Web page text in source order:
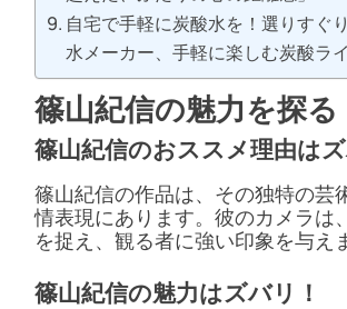
自宅で手軽に炭酸水を！選りすぐ
水メーカー、手軽に楽しむ炭酸ラ
篠山紀信の魅力を探る
篠山紀信のおススメ理由はズ
篠山紀信の作品は、その独特の芸
情表現にあります。彼のカメラは
を捉え、観る者に強い印象を与え
篠山紀信の魅力はズバリ！